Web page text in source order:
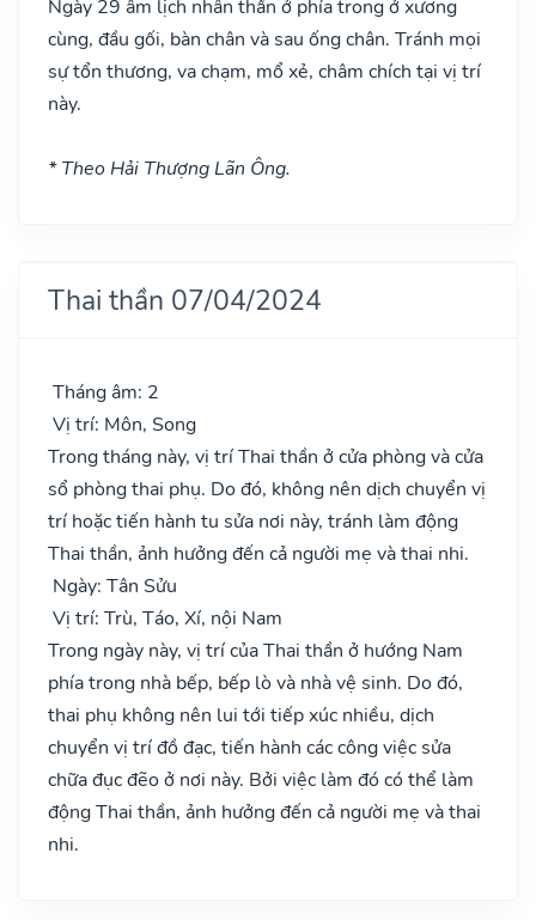
Ngày 29 âm lịch nhân thần ở phía trong ở xương
cùng, đầu gối, bàn chân và sau ống chân. Tránh mọi
sự tổn thương, va chạm, mổ xẻ, châm chích tại vị trí
này.
* Theo Hải Thượng Lãn Ông.
Thai thần 07/04/2024
Tháng âm: 2
Vị trí: Môn, Song
Trong tháng này, vị trí Thai thần ở cửa phòng và cửa
sổ phòng thai phụ. Do đó, không nên dịch chuyển vị
trí hoặc tiến hành tu sửa nơi này, tránh làm động
Thai thần, ảnh hưởng đến cả người mẹ và thai nhi.
Ngày: Tân Sửu
Vị trí: Trù, Táo, Xí, nội Nam
Trong ngày này, vị trí của Thai thần ở hướng Nam
phía trong nhà bếp, bếp lò và nhà vệ sinh. Do đó,
thai phụ không nên lui tới tiếp xúc nhiều, dịch
chuyển vị trí đồ đạc, tiến hành các công việc sửa
chữa đục đẽo ở nơi này. Bởi việc làm đó có thể làm
động Thai thần, ảnh hưởng đến cả người mẹ và thai
nhi.